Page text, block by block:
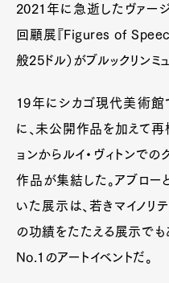
2021年に急逝したヴァー
回顧展『Figures of
般25ドル）がブルックリンミ
19年にシカゴ現代美術館
に、未公開作品を加えて再
ョンからルイ・ヴィトンで
作品が集結した。アブロ
いた展示は、若きマイノリ
の功績をたたえる展示でも
No.1のアートイベントだ。